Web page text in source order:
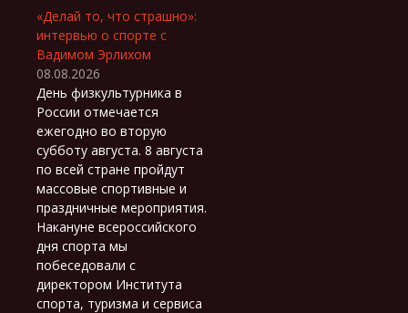
«Делай то, что страшно»:
интервью о спорте с
Вадимом Эрлихом
08.08.2026
День физкультурника в
России отмечается
ежегодно во вторую
субботу августа. 8 августа
по всей стране пройдут
массовые спортивные и
праздничные мероприятия.
Накануне всероссийского
дня спорта мы
побеседовали с
директором Института
спорта, туризма и сервиса